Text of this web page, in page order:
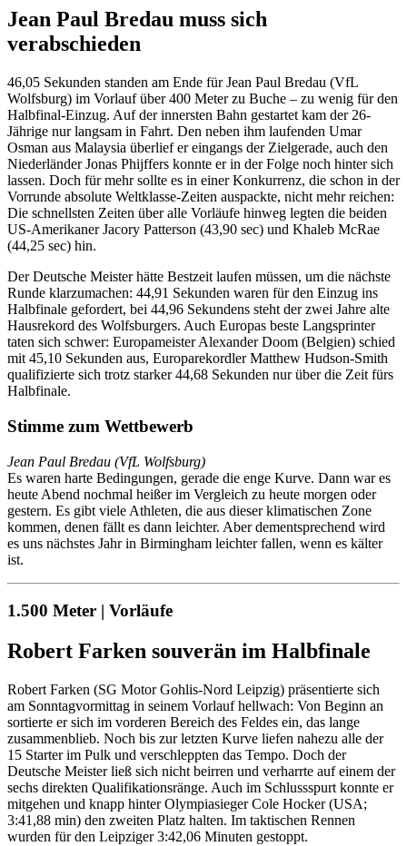
Jean Paul Bredau muss sich
verabschieden
46,05 Sekunden standen am Ende für Jean Paul Bredau (VfL
Wolfsburg) im Vorlauf über 400 Meter zu Buche – zu wenig für den
Halbfinal-Einzug. Auf der innersten Bahn gestartet kam der 26-
Jährige nur langsam in Fahrt. Den neben ihm laufenden Umar
Osman aus Malaysia überlief er eingangs der Zielgerade, auch den
Niederländer Jonas Phijffers konnte er in der Folge noch hinter sich
lassen. Doch für mehr sollte es in einer Konkurrenz, die schon in der
Vorrunde absolute Weltklasse-Zeiten auspackte, nicht mehr reichen:
Die schnellsten Zeiten über alle Vorläufe hinweg legten die beiden
US-Amerikaner Jacory Patterson (43,90 sec) und Khaleb McRae
(44,25 sec) hin.
Der Deutsche Meister hätte Bestzeit laufen müssen, um die nächste
Runde klarzumachen: 44,91 Sekunden waren für den Einzug ins
Halbfinale gefordert, bei 44,96 Sekundens steht der zwei Jahre alte
Hausrekord des Wolfsburgers. Auch Europas beste Langsprinter
taten sich schwer: Europameister Alexander Doom (Belgien) schied
mit 45,10 Sekunden aus, Europarekordler Matthew Hudson-Smith
qualifizierte sich trotz starker 44,68 Sekunden nur über die Zeit fürs
Halbfinale.
Stimme zum Wettbewerb
Jean Paul Bredau (VfL Wolfsburg)
Es waren harte Bedingungen, gerade die enge Kurve. Dann war es
heute Abend nochmal heißer im Vergleich zu heute morgen oder
gestern. Es gibt viele Athleten, die aus dieser klimatischen Zone
kommen, denen fällt es dann leichter. Aber dementsprechend wird
es uns nächstes Jahr in Birmingham leichter fallen, wenn es kälter
ist.
1.500 Meter | Vorläufe
Robert Farken souverän im Halbfinale
Robert Farken (SG Motor Gohlis-Nord Leipzig) präsentierte sich
am Sonntagvormittag in seinem Vorlauf hellwach: Von Beginn an
sortierte er sich im vorderen Bereich des Feldes ein, das lange
zusammenblieb. Noch bis zur letzten Kurve liefen nahezu alle der
15 Starter im Pulk und verschleppten das Tempo. Doch der
Deutsche Meister ließ sich nicht beirren und verharrte auf einem der
sechs direkten Qualifikationsränge. Auch im Schlussspurt konnte er
mitgehen und knapp hinter Olympiasieger Cole Hocker (USA;
3:41,88 min) den zweiten Platz halten. Im taktischen Rennen
wurden für den Leipziger 3:42,06 Minuten gestoppt.